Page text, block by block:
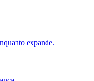
expande.​​